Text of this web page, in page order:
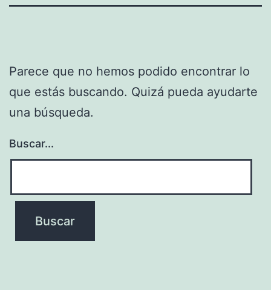
Parece que no hemos podido encontrar lo
que estás buscando. Quizá pueda ayudarte
una búsqueda.
Buscar...